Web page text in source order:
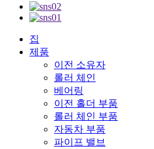
집
제품
이전 소유자
롤러 체인
베어링
이전 홀더 부품
롤러 체인 부품
자동차 부품
파이프 밸브